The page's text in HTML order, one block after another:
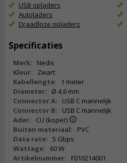
USB opladers
Autoladers
Draadloze opladers
Specificaties
Merk:
Nedis
Kleur:
Zwart
Kabellengte:
1 meter
Diameter:
Ø 4,6 mm
Connector A:
USB C mannelijk
Connector B:
USB C mannelijk
Ader:
CU (koper)
Buiten materiaal:
PVC
Data rate: 5 Gbps
Wattage:
60 W
Artikelnummer:
F010214001